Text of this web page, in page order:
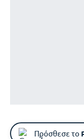
Πρόσθεσε το